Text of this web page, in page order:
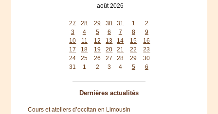
août 2026
27
28 29 30 31 1
2
3
4 5 6 7 8
9
10
11 12 13 14 15
16
17
18 19 20 21 22
23
24
25 26 27 28 29
30
31
1 2 3 4 5 6
Dernières actualités
Cours et ateliers d’occitan en Limousin